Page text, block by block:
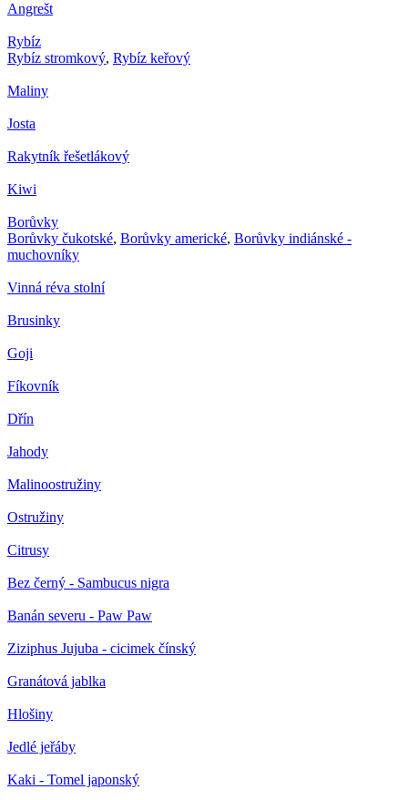
Angrešt
Rybíz
Rybíz stromkový, Rybíz keřový
Maliny
Josta
Rakytník řešetlákový
Kiwi
Borůvky
Borůvky čukotské, Borůvky americké, Borůvky indiánské -
muchovníky
Vinná réva stolní
Brusinky
Goji
Fíkovník
Dřín
Jahody
Malinoostružiny
Ostružiny
Citrusy
Bez černý - Sambucus nigra
Banán severu - Paw Paw
Ziziphus Jujuba - cicimek čínský
Granátová jablka
Hlošiny
Jedlé jeřáby
Kaki - Tomel japonský